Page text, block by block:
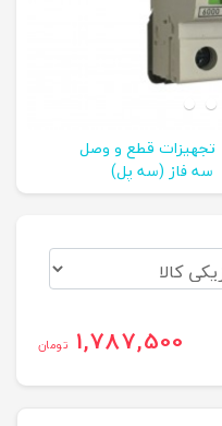
تجهیزات قطع و وصل
سه فاز (سه پل)
1,787,500 تومان